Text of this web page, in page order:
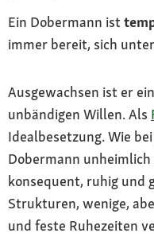
Ein Dobermann ist
immer bereit, sich
Ausgewachsen ist er
unbändigen Willen. Als
Idealbesetzung. Wie
Dobermann
konsequent, ruhig und
Strukturen, wenige,
und feste Ruhezeiten